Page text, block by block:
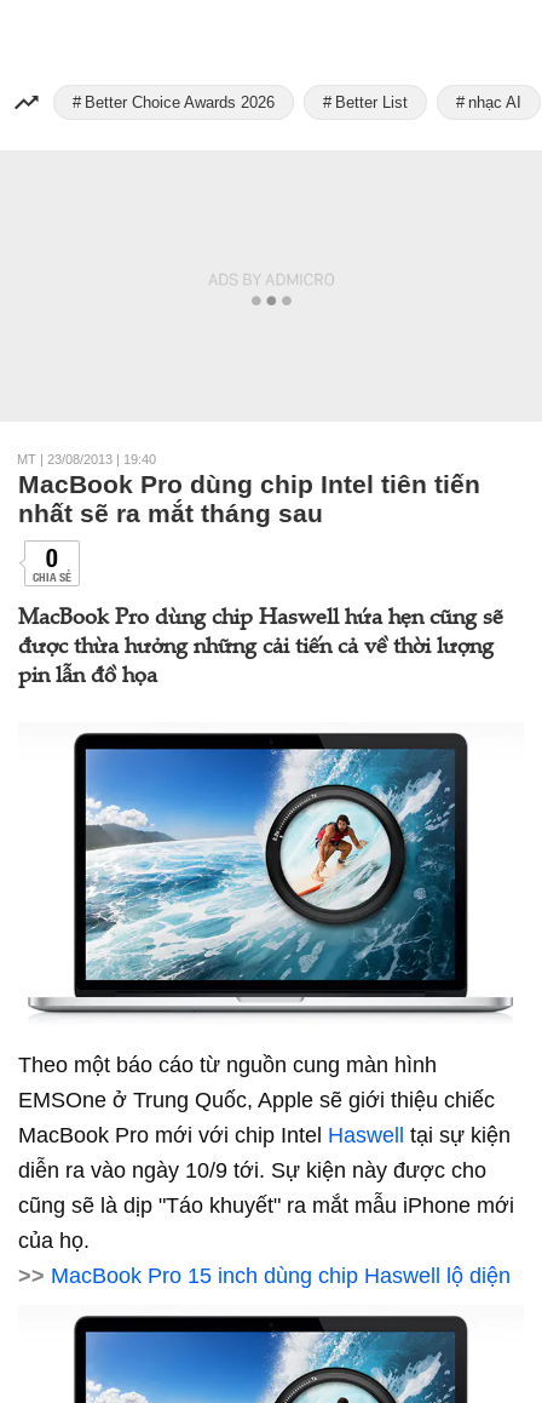
Better Choice Awards 2026 Better List nhạc AI
MT | 23/08/2013 | 19:40
MacBook Pro dùng chip Intel tiên tiến
nhất sẽ ra mắt tháng sau
0
CHIA SẺ
MacBook Pro dùng chip Haswell hứa hẹn cũng sẽ
được thừa hưởng những cải tiến cả về thời lượng
pin lẫn đồ họa
Theo một báo cáo từ nguồn cung màn hình
EMSOne ở Trung Quốc, Apple sẽ giới thiệu chiếc
MacBook Pro mới với chip Intel Haswell tại sự kiện
diễn ra vào ngày 10/9 tới. Sự kiện này được cho
cũng sẽ là dịp "Táo khuyết" ra mắt mẫu iPhone mới
của họ.
>> MacBook Pro 15 inch dùng chip Haswell lộ diện